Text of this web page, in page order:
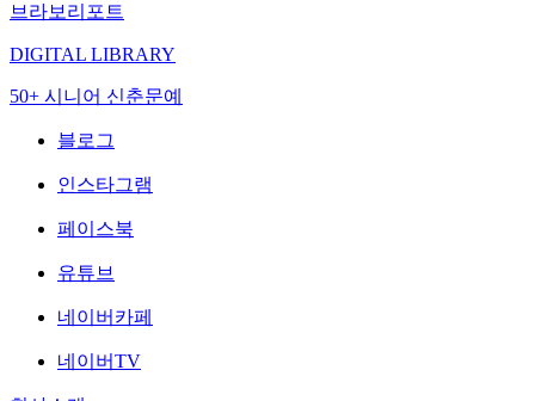
브라보리포트
DIGITAL LIBRARY
50+ 시니어 신춘문예
블로그
인스타그램
페이스북
유튜브
네이버카페
네이버TV